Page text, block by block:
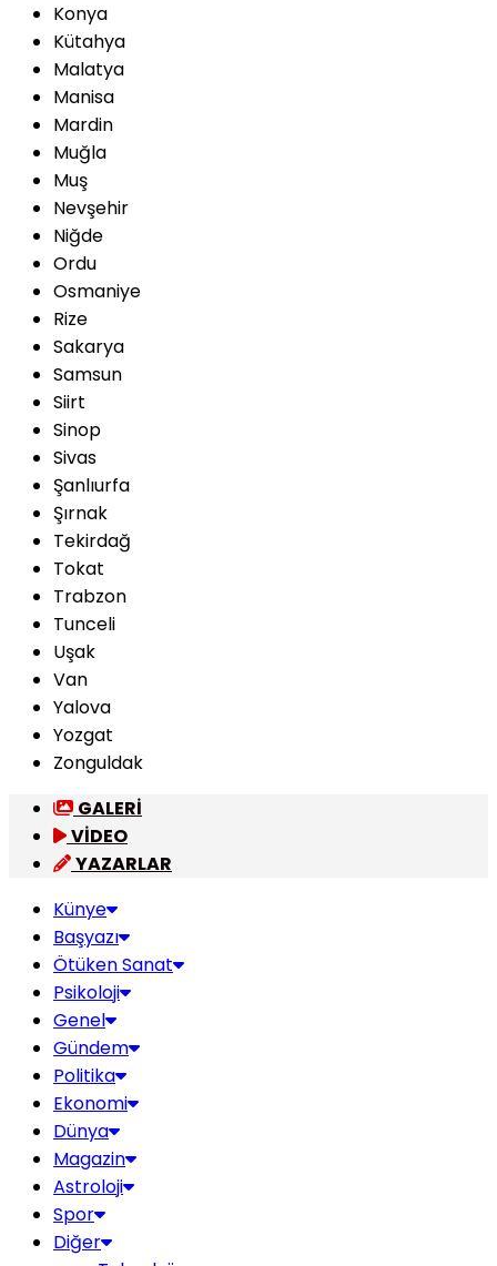
Konya
Kütahya
Malatya
Manisa
Mardin
Muğla
Muş
Nevşehir
Niğde
Ordu
Osmaniye
Rize
Sakarya
Samsun
Siirt
Sinop
Sivas
Şanlıurfa
Şırnak
Tekirdağ
Tokat
Trabzon
Tunceli
Uşak
Van
Yalova
Yozgat
Zonguldak
GALERİ
VİDEO
YAZARLAR
Künye
Başyazı
Ötüken Sanat
Psikoloji
Genel
Gündem
Politika
Ekonomi
Dünya
Magazin
Astroloji
Spor
Diğer